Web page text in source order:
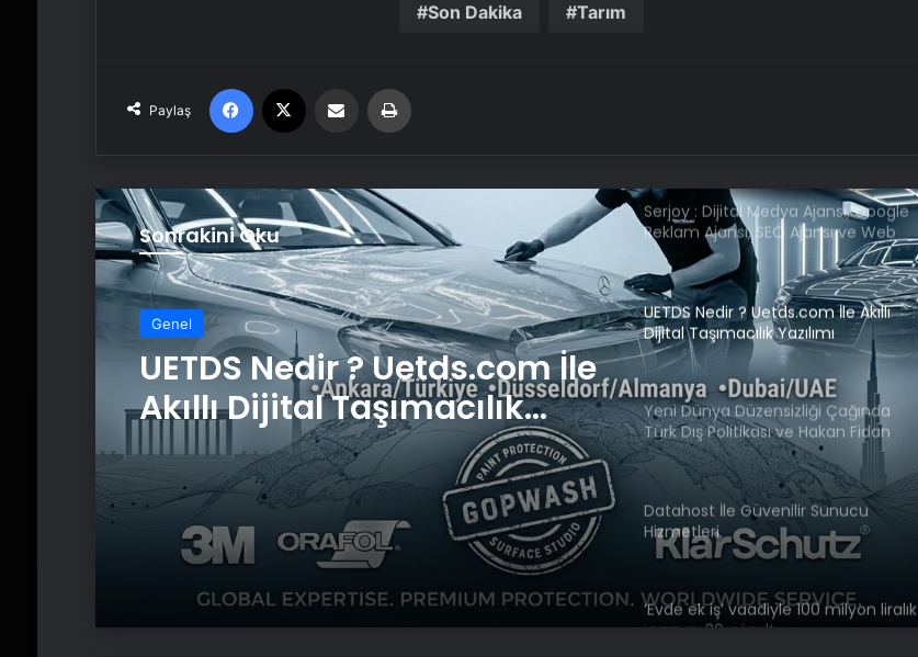
Son Dakika Tarım
Paylaş
Facebook Email'den paylaş
Sonrakini Oku
Genel
UETDS Nedir ? Uetds.com İle
Akıllı Dijital Taşımacılık
Yazılımı
Serjoy : Dijital Medya Ajansı, Google
Reklam Ajansı, SEO Ajansı ve Web
Tasarım Ajansı
UETDS Nedir ? Uetds.com İle Akıllı
Dijital Taşımacılık Yazılımı
Yeni Dünya Düzensizliği Çağında
Türk Dış Politikası ve Hakan Fidan
Faktörü
Datahost İle Güvenilir Sunucu
Hizmetleri
‘Evde ek iş’ vaadiyle 100 milyon liralık
vurgun: 30 gözaltı